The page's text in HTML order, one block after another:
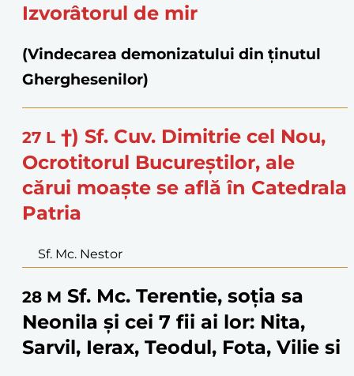
Izvorâtorul de mir
(Vindecarea demonizatului din ținutul
Gherghesenilor)
27 L †) Sf. Cuv. Dimitrie cel Nou,
Ocrotitorul Bucureștilor, ale
cărui moaște se află în Catedrala
Patria
Sf. Mc. Nestor
28 M Sf. Mc. Terentie, soția sa
Neonila și cei 7 fii ai lor: Nita,
Sarvil, Ierax, Teodul, Fota, Vilie si